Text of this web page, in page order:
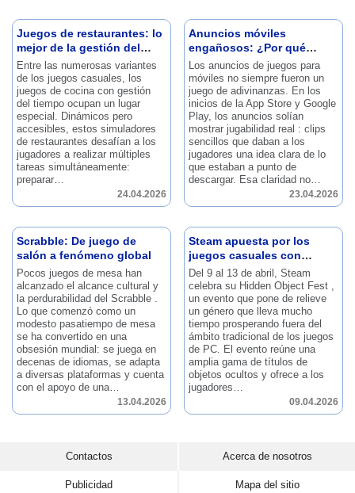
Juegos de restaurantes: lo
mejor de la gestión del
tiempo y la simulación
Entre las numerosas variantes
de los juegos casuales, los
juegos de cocina con gestión
del tiempo ocupan un lugar
especial. Dinámicos pero
accesibles, estos simuladores
de restaurantes desafían a los
jugadores a realizar múltiples
tareas simultáneamente:
preparar…
24.04.2026
Anuncios móviles
engañosos: ¿Por qué
funcionan?
Los anuncios de juegos para
móviles no siempre fueron un
juego de adivinanzas. En los
inicios de la App Store y Google
Play, los anuncios solían
mostrar jugabilidad real : clips
sencillos que daban a los
jugadores una idea clara de lo
que estaban a punto de
descargar. Esa claridad no…
23.04.2026
Scrabble: De juego de
salón a fenómeno global
Pocos juegos de mesa han
alcanzado el alcance cultural y
la perdurabilidad del Scrabble .
Lo que comenzó como un
modesto pasatiempo de mesa
se ha convertido en una
obsesión mundial: se juega en
decenas de idiomas, se adapta
a diversas plataformas y cuenta
con el apoyo de una…
13.04.2026
Steam apuesta por los
juegos casuales con
Hidden Object Fest.
Del 9 al 13 de abril, Steam
celebra su Hidden Object Fest ,
un evento que pone de relieve
un género que lleva mucho
tiempo prosperando fuera del
ámbito tradicional de los juegos
de PC. El evento reúne una
amplia gama de títulos de
objetos ocultos y ofrece a los
jugadores…
09.04.2026
Contactos Acerca de nosotros
Publicidad Mapa del sitio